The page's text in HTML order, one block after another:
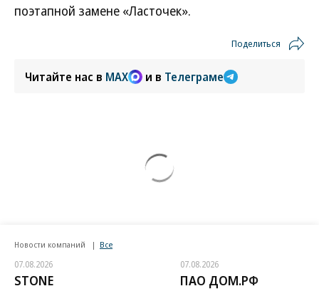
поэтапной замене «Ласточек».
Поделиться
Читайте нас в MAX и в Телеграме
Новости компаний Все
07.08.2026
STONE
07.08.2026
ПАО ДОМ.РФ